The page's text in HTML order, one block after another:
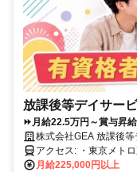
放課後等デイサー
⏩️月給22.5万円～賞与昇
株式会社GEA 放課後
アクセス: ・東京メトロ東西線「行徳駅」から徒歩約5分 ・東京メト
ロ東西線「妙典駅」か
月給225,000円以上